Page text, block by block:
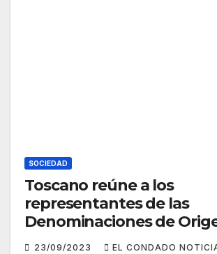
SOCIEDAD
Toscano reúne a los
representantes de las
Denominaciones de
provincia
23/09/2023 EL CONDADO